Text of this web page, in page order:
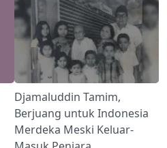
Djamaluddin Tamim,
Berjuang untuk Indonesia
Merdeka Meski Keluar-